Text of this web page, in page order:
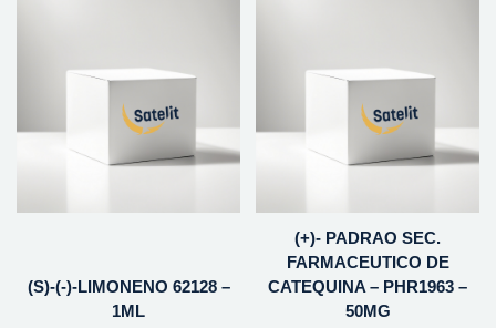
(S)-(-)-LIMONENO 62128 –
1ML
(+)- PADRAO SEC.
FARMACEUTICO DE
CATEQUINA – PHR1963 –
50MG